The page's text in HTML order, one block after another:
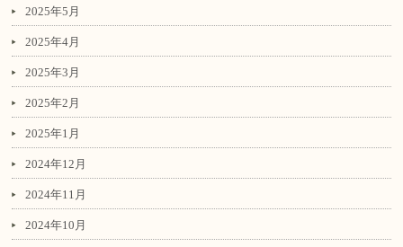
2025年5月
2025年4月
2025年3月
2025年2月
2025年1月
2024年12月
2024年11月
2024年10月